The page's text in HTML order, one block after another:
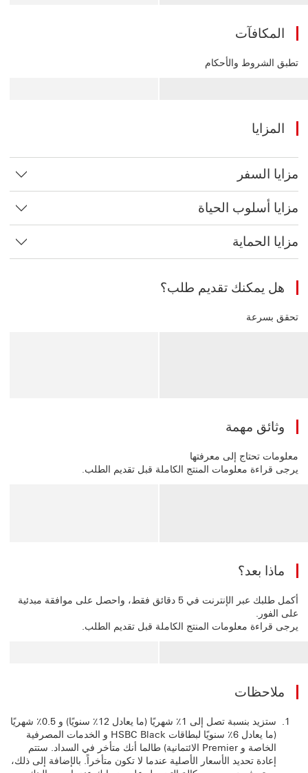
المكافآت
تطبق الشروط والأحكام
المزايا
مزايا السفر
مزايا أسلوب الحياة
مزايا الحماية
هل يمكنك تقديم طلب؟
تحقق بسرعة
وثائق مهمة
معلومات تحتاج إلى معرفتها
يرجى قراءة معلومات المنتج الكاملة قبل تقديم الطلب.
ماذا بعد؟
أكمل طلبك عبر الإنترنت في 5 دقائق فقط، واحصل على موافقة مبدئية
على الفور.
يرجى قراءة معلومات المنتج الكاملة قبل تقديم الطلب.
ملاحظات
ستزيد بنسبة تصل إلى 1٪ شهريًا (ما يعادل 12٪ سنويًا) و 0.5٪ شهريًا
(ما يعادل 6٪ سنويًا لبطاقات HSBC Black و الخدمات المصرفية
الخاصة و Premier الائتمانية) طالما أنك متأخر في السداد. ستتم
إعادة تحديد الأسعار الأصلية عندما لا تكون متأخراً. بالإضافة إلى ذلك،